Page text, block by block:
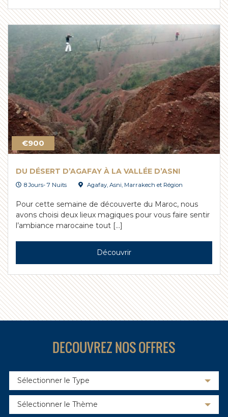
€900
DU DÉSERT D’AGAFAY À LA VALLÉE D’ASNI
8 Jours- 7 Nuits Agafay, Asni, Marrakech et Région
Pour cette semaine de découverte du Maroc, nous
avons choisi deux lieux magiques pour vous faire sentir
l’ambiance marocaine tout […]
Découvrir
DECOUVREZ NOS OFFRES